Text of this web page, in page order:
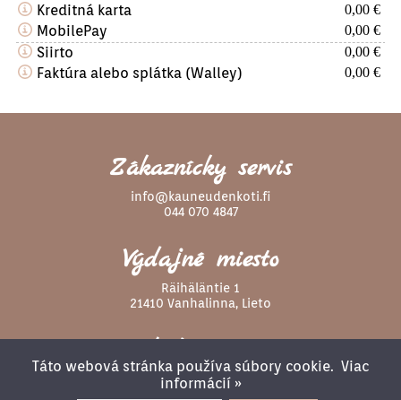
Kreditná karta 0,00 €
MobilePay 0,00 €
Siirto 0,00 €
Faktúra alebo splátka (Walley) 0,00 €
Zákaznícky servis
info@kauneudenkoti.fi
044 070 4847
Výdajné miesto
Räihäläntie 1
21410 Vanhalinna, Lieto
Sledujte nás
Táto webová stránka používa súbory cookie. Viac
informácií »